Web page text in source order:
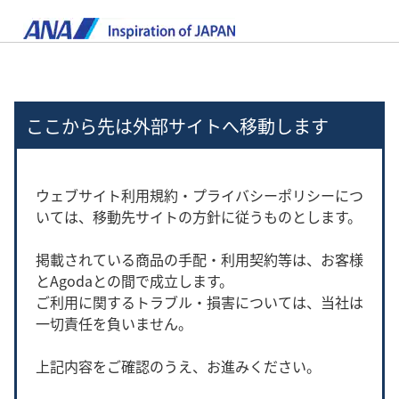
ここから先は外部サイトへ移動します
ウェブサイト利用規約・プライバシーポリシーにつ
いては、移動先サイトの方針に従うものとします。
掲載されている商品の手配・利用契約等は、お客様
とAgodaとの間で成立します。
ご利用に関するトラブル・損害については、当社は
一切責任を負いません。
上記内容をご確認のうえ、お進みください。